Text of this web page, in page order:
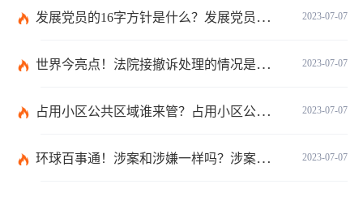
2023-07-07
发展党员的16字方针是什么？发展党员程序有哪些？ 全球消息
2023-07-07
世界今亮点！法院接撤诉处理的情况是什么？离婚案件撤诉后什么时候可以再起诉？
2023-07-07
占用小区公共区域谁来管？占用小区公共区域违法吗？
2023-07-07
环球百事通！涉案和涉嫌一样吗？涉案金额多少可以立案？